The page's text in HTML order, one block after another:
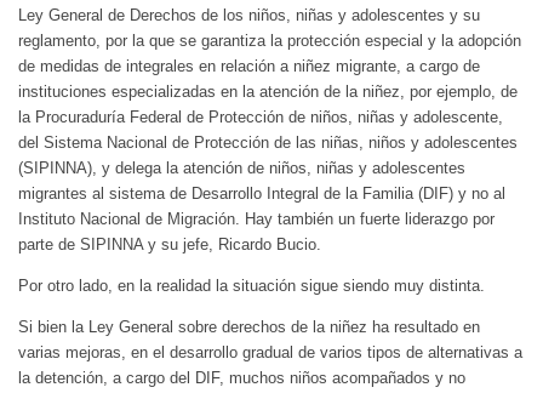
Ley General de Derechos de los niños, niñas y adolescentes y su
reglamento, por la que se garantiza la protección especial y la adopción
de medidas de integrales en relación a niñez migrante, a cargo de
instituciones especializadas en la atención de la niñez, por ejemplo, de
la Procuraduría Federal de Protección de niños, niñas y adolescente,
del Sistema Nacional de Protección de las niñas, niños y adolescentes
(SIPINNA), y delega la atención de niños, niñas y adolescentes
migrantes al sistema de Desarrollo Integral de la Familia (DIF) y no al
Instituto Nacional de Migración. Hay también un fuerte liderazgo por
parte de SIPINNA y su jefe, Ricardo Bucio.
Por otro lado, en la realidad la situación sigue siendo muy distinta.
Si bien la Ley General sobre derechos de la niñez ha resultado en
varias mejoras, en el desarrollo gradual de varios tipos de alternativas a
la detención, a cargo del DIF, muchos niños acompañados y no